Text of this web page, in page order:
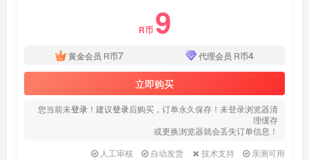
R币 9
黄金会员 R币7 代理会员 R币4
立即购买
您当前未登录 ！建议登录后购买，订单永久保存！未登录浏览器清
理缓存
或更换浏览器就会丢失订单信息！
人工审核
自动发货 技术支持 亲测可用